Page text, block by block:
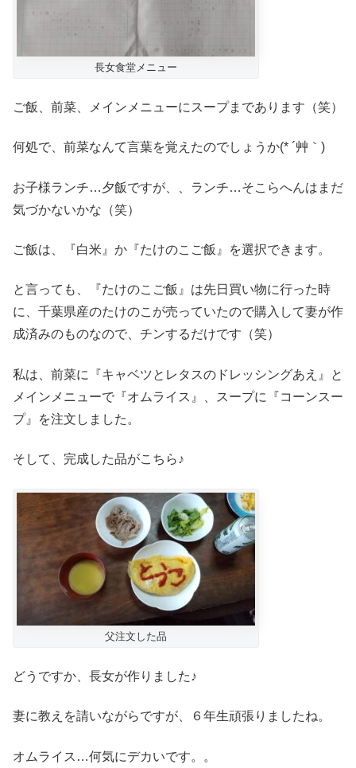
長女食堂メニュー
ご飯、前菜、メインメニューにスープまであります（笑）
何処で、前菜なんて言葉を覚えたのでしょうか(* ´艸｀)
お子様ランチ…夕飯ですが、、ランチ…そこらへんはまだ
気づかないかな（笑）
ご飯は、『白米』か『たけのこご飯』を選択できます。
と言っても、『たけのこご飯』は先日買い物に行った時
に、千葉県産のたけのこが売っていたので購入して妻が作
成済みのものなので、チンするだけです（笑）
私は、前菜に『キャベツとレタスのドレッシングあえ』と
メインメニューで『オムライス』、スープに『コーンスー
プ』を注文しました。
そして、完成した品がこちら♪
父注文した品
どうですか、長女が作りました♪
妻に教えを請いながらですが、６年生頑張りましたね。
オムライス…何気にデカいです。。